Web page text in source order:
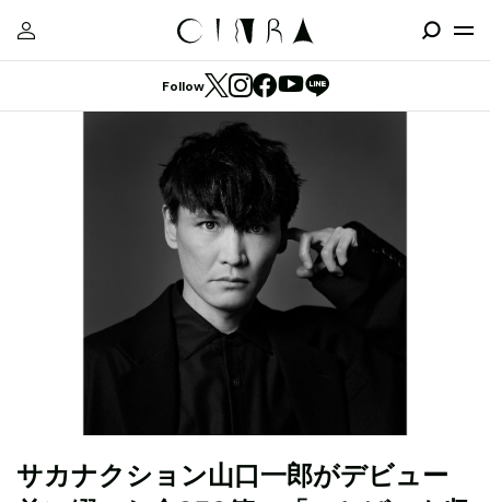
Follow
サカナクション山口一郎がデビュー